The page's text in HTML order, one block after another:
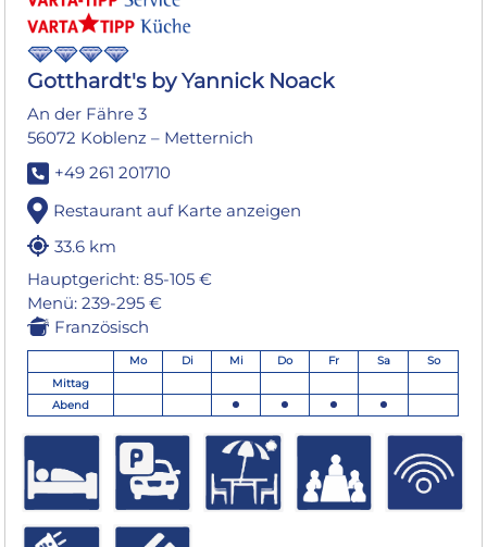
Gotthardt's by Yannick Noack
An der Fähre 3
56072 Koblenz – Metternich
+49 261 201710
Restaurant auf Karte anzeigen
33.6 km
Hauptgericht: 85-105 €
Menü: 239-295 €
Französisch
Mo Di Mi Do Fr Sa
So
Mittag
Abend